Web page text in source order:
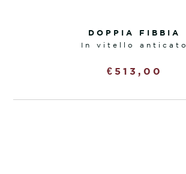
DOPPIA FIBBIA
in vitello anticato
€ 513,00